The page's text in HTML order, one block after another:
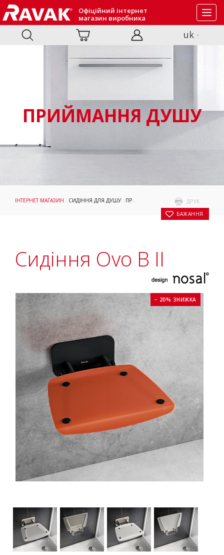
Офіційний інтернет
магазин виробника
uk
ПРИЙМАННЯ ДУШУ
ДРУК
БАЖАННЯ
ІНТЕРНЕТ МАГАЗИН : СИДІННЯ ДЛЯ ДУШУ : ПРИЙМАННЯ ДУШУ : СИДІННЯ OVO B
Сидіння Ovo B II
− 20% ЗНИЖКА